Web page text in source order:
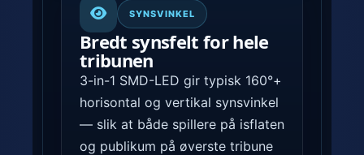
SYNSVINKEL
Bredt synsfelt for hele
tribunen
3-in-1 SMD-LED gir typisk 160°+
horisontal og vertikal synsvinkel
— slik at både spillere på isflaten
og publikum på øverste tribune